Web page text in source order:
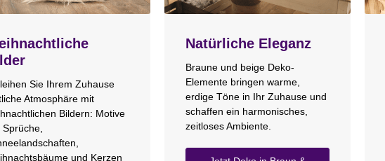
Sie Ihrem Zuhause
Atmosphäre mit
Bildern: Motive
Sprüche,
und Kerzen
Natürliche Eleganz
Braune und beige Deko-
Elemente bringen warme,
erdige Töne in Ihr Zuhause und
schaffen ein harmonisches,
zeitloses Ambiente.